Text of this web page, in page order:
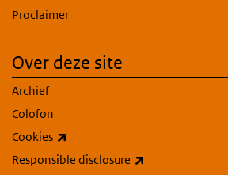
Proclaimer
Over deze site
Archief
Colofon
Cookies
Responsible disclosure